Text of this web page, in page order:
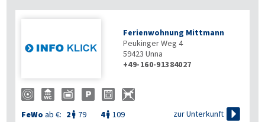
Ferienwohnung Mittmann
Peukinger Weg 4
59423 Unna
+49-160-91384027
FeWo ab €: 2  79 4 109 zur Unterkunft 